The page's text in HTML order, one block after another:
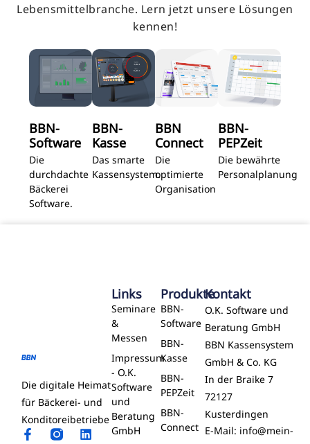
Lebensmittelbranche. Lern jetzt unsere Lösungen
kennen!
BBN-
Software
Die
durchdachte
Bäckerei
Software.
BBN-
Kasse
Das smarte
Kassensystem.
BBN
Connect
Die
optimierte
Organisation
BBN-
PEPZeit
Die bewährte
Personalplanung
Die digitale Heimat​
für Bäckerei- und ​
Konditoreibetriebe
Produkte
BBN-
Software
BBN-
Kasse
BBN-
PEPZeit
BBN-
Connect
Links
Seminare
&
Messen
Impressum
- O.K.
Software
und
Beratung
GmbH
Kontakt
O.K. Software und
Beratung GmbH
BBN Kassensystem
GmbH & Co. KG
In der Braike 7
72127
Kusterdingen
E-Mail: info@mein-